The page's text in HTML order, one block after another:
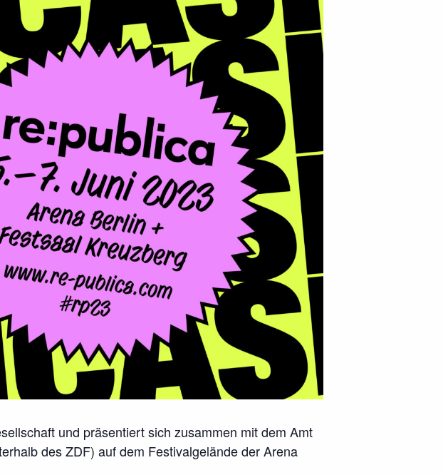
und präsentiert sich zusammen mit dem Amt
des ZDF) auf dem Festivalgelände der Arena